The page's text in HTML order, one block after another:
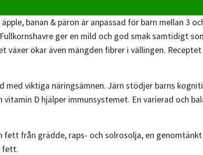
banan & päron är anpassad för barn mellan 3
ger en mild och god smak samtidigt
växer ökar även mängden fibrer i vällingen.
med viktiga näringsämnen. Järn stödjer barns
D hjälper immunsystemet. En varierad och
fett från grädde, raps- och solrosolja, en
fett.